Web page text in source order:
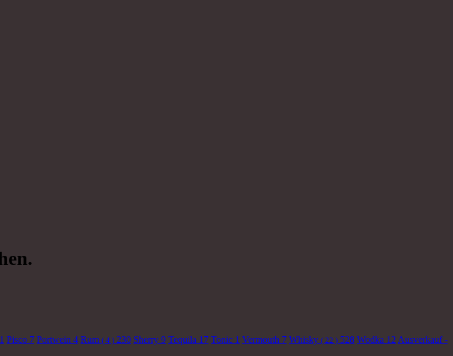
Pisco 7 Portwein 4 Rum ( 4 ) 230 Sherry 9 Tequila 17 Tonic 1 Vermouth 7 Whisky ( 22 ) 528 Wodka 12 Ausverkauf -